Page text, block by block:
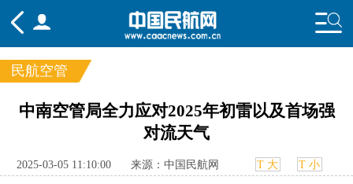
频道
国内
航图 智库 专题 舆情
民航空管
中南空管局全力应对2025年初雷以及首场强
对流天气
2025-03-05 11:10:00 来源：中国民航网 T 大 T 小